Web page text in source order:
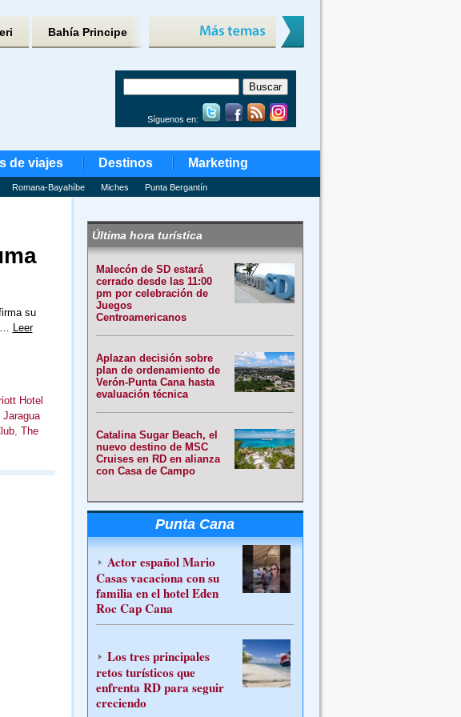
Bahía Principe
Síguenos en:
de viajes Destinos Marketing
Romana-Bayahíbe Miches Punta Bergantín
su
Leer
Hotel
Jaragua
, The
Última hora turística
Malecón de SD estará
cerrado desde las 11:00
pm por celebración de
Juegos
Centroamericanos
Aplazan decisión sobre
plan de ordenamiento de
Verón-Punta Cana hasta
evaluación técnica
Catalina Sugar Beach, el
nuevo destino de MSC
Cruises en RD en alianza
con Casa de Campo
Punta Cana
Actor español Mario
Casas vacaciona con su
familia en el hotel Eden
Roc Cap Cana
Los tres principales
retos turísticos que
enfrenta RD para seguir
creciendo